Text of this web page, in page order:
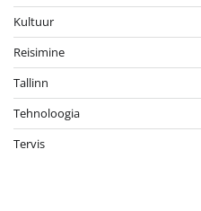
Kultuur
Reisimine
Tallinn
Tehnoloogia
Tervis